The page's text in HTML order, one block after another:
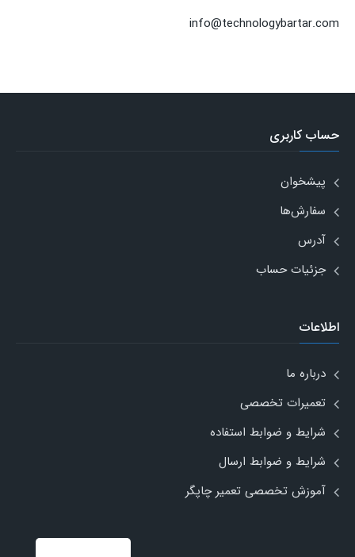
info@technologybartar.com
حساب کاربری
پیشخوان
سفارش‌ها
آدرس
جزئیات حساب
اطلاعات
درباره ما
تعمیرات تخصصی
شرایط و ضوابط استفاده
شرایط و ضوابط ارسال
آموزش تخصصی تعمیر چاپگر